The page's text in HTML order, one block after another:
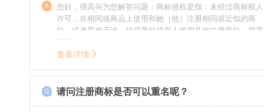
您好，很高兴为您解答问题：商标侵权是指：未经过商标权人
许可，在相同或商品上使用和她（他）注册相同或近似的商
标，或者其他干涉、妨碍商标持有人使用其他注册商标，损害
商标持有人合法权益的其他行为。侵权的人通常需要承担侵权
的责任，明知侵权的行为的人要承担赔偿的责任。情节严重
查看详情
请问注册商标是否可以重名呢？